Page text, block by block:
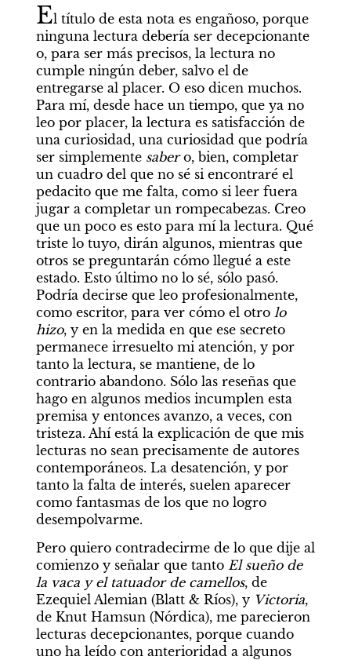
El título de esta nota es engañoso, porque
ninguna lectura debería ser decepcionante
o, para ser más precisos, la lectura no
cumple ningún deber, salvo el de
entregarse al placer. O eso dicen muchos.
Para mí, desde hace un tiempo, que ya no
leo por placer, la lectura es satisfacción de
una curiosidad, una curiosidad que podría
ser simplemente saber o, bien, completar
un cuadro del que no sé si encontraré el
pedacito que me falta, como si leer fuera
jugar a completar un rompecabezas. Creo
que un poco es esto para mí la lectura. Qué
triste lo tuyo, dirán algunos, mientras que
otros se preguntarán cómo llegué a este
estado. Esto último no lo sé, sólo pasó.
Podría decirse que leo profesionalmente,
como escritor, para ver cómo el otro lo
hizo, y en la medida en que ese secreto
permanece irresuelto mi atención, y por
tanto la lectura, se mantiene, de lo
contrario abandono. Sólo las reseñas que
hago en algunos medios incumplen esta
premisa y entonces avanzo, a veces, con
tristeza. Ahí está la explicación de que mis
lecturas no sean precisamente de autores
contemporáneos. La desatención, y por
tanto la falta de interés, suelen aparecer
como fantasmas de los que no logro
desempolvarme.
Pero quiero contradecirme de lo que dije al
comienzo y señalar que tanto El sueño de
la vaca y el tatuador de camellos, de
Ezequiel Alemian (Blatt & Ríos), y Victoria,
de Knut Hamsun (Nórdica), me parecieron
lecturas decepcionantes, porque cuando
uno ha leído con anterioridad a algunos